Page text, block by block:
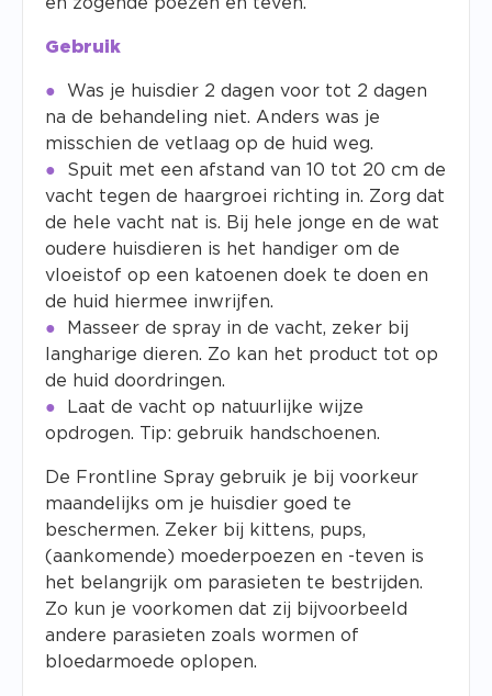
Gebruik
Was je huisdier 2 dagen voor tot 2 dagen
na de behandeling niet. Anders was je
misschien de vetlaag op de huid weg.
Spuit met een afstand van 10 tot 20 cm de
vacht tegen de haargroei richting in. Zorg dat
de hele vacht nat is. Bij hele jonge en de wat
oudere huisdieren is het handiger om de
vloeistof op een katoenen doek te doen en
de huid hiermee inwrijfen.
Masseer de spray in de vacht, zeker bij
langharige dieren. Zo kan het product tot op
de huid doordringen.
Laat de vacht op natuurlijke wijze
opdrogen. Tip: gebruik handschoenen.
De Frontline Spray gebruik je bij voorkeur
maandelijks om je huisdier goed te
beschermen. Zeker bij kittens, pups,
(aankomende) moederpoezen en -teven is
het belangrijk om parasieten te bestrijden.
Zo kun je voorkomen dat zij bijvoorbeeld
andere parasieten zoals wormen of
bloedarmoede oplopen.